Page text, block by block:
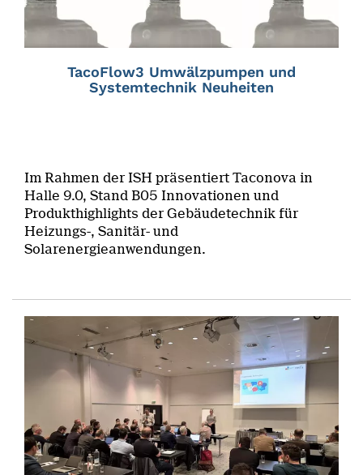
TacoFlow3 Umwälzpumpen und
Systemtechnik Neuheiten
Im Rahmen der ISH präsentiert Taconova in
Halle 9.0, Stand B05 Innovationen und
Produkthighlights der Gebäudetechnik für
Heizungs-, Sanitär- und
Solarenergieanwendungen.